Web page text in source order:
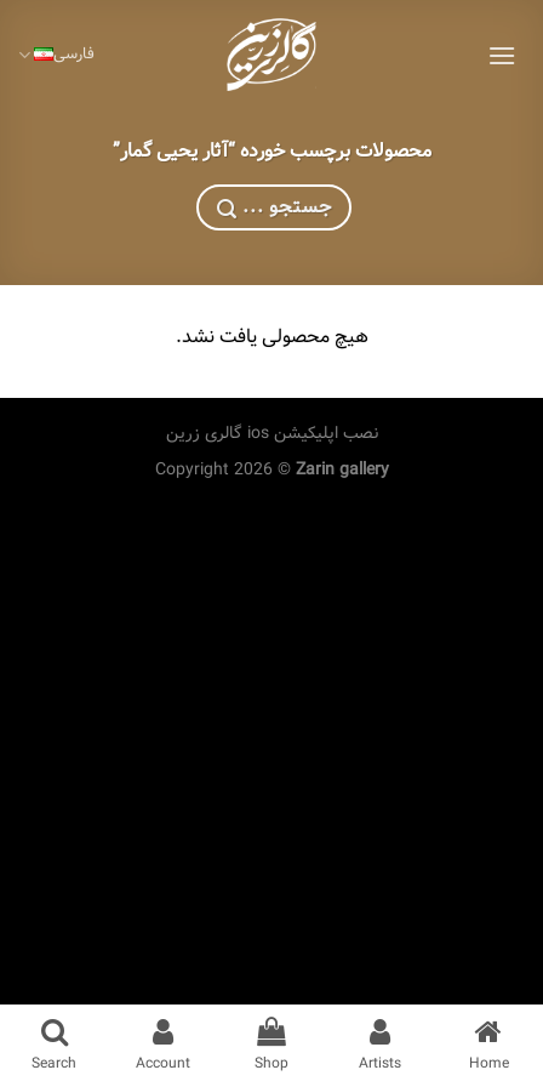
content
فارسی
محصولات برچسب خورده “آثار یحیی گمار”
... جستجو
هیچ محصولی یافت نشد.
نصب اپلیکیشن ios گالری زرین
Copyright 2026 ©Zarin gallery
Home
Artists
Shop
Account
Search